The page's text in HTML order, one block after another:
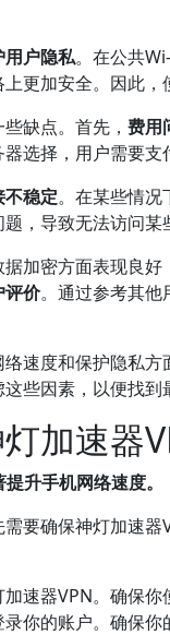
用户隐私。在公共
更加安全。因此，
缺点。首先， 费用
选择，用户需要
不稳定。在某些情况
，导致无法访问某
加密方面表现良
评价。通过参考其他
速度和保护隐私
些因素，以便找到
加速器
升手机网络速度。
要确保神灯加速
速器VPN。确保
你的账户。确保你